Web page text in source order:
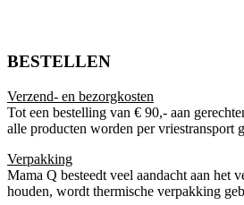
BESTELLEN
Verzend- en bezorgkosten
Tot een bestelling van € 90,- aan
alle producten worden per vriestransport
Verpakking
Mama Q besteedt veel aandacht aan
houden, wordt thermische verpakking